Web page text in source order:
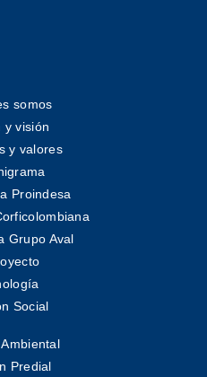
somos
y visión
y valores
Proindesa
Grupo Aval
Social
Predial